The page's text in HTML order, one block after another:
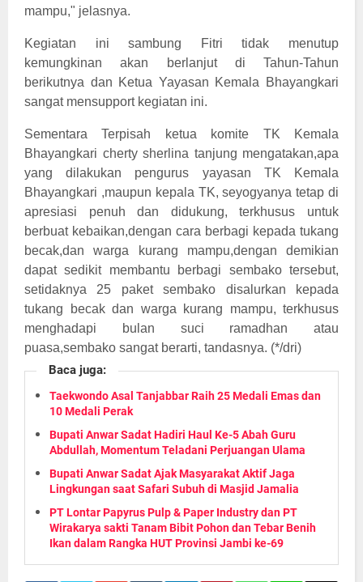
mampu," jelasnya.
Kegiatan ini sambung Fitri tidak menutup
kemungkinan akan berlanjut di Tahun-Tahun
berikutnya dan Ketua Yayasan Kemala Bhayangkari
sangat mensupport kegiatan ini.
Sementara Terpisah ketua komite TK Kemala
Bhayangkari cherty sherlina tanjung mengatakan,apa
yang dilakukan pengurus yayasan TK Kemala
Bhayangkari ,maupun kepala TK, seyogyanya tetap di
apresiasi penuh dan didukung, terkhusus untuk
berbuat kebaikan,dengan cara berbagi kepada tukang
becak,dan warga kurang mampu,dengan demikian
dapat sedikit membantu berbagi sembako tersebut,
setidaknya 25 paket sembako disalurkan kepada
tukang becak dan warga kurang mampu, terkhusus
menghadapi bulan suci ramadhan atau
puasa,sembako sangat berarti, tandasnya. (*/dri)
Baca juga:
Taekwondo Asal Tanjabbar Raih 25 Medali Emas dan
10 Medali Perak
Bupati Anwar Sadat Hadiri Haul Ke-5 Abah Guru
Abdullah, Momentum Teladani Perjuangan Ulama
Bupati Anwar Sadat Ajak Masyarakat Aktif Jaga
Lingkungan saat Safari Subuh di Masjid Jamalia
PT Lontar Papyrus Pulp & Paper Industry dan PT
Wirakarya sakti Tanam Bibit Pohon dan Tebar Benih
Ikan dalam Rangka HUT Provinsi Jambi ke-69